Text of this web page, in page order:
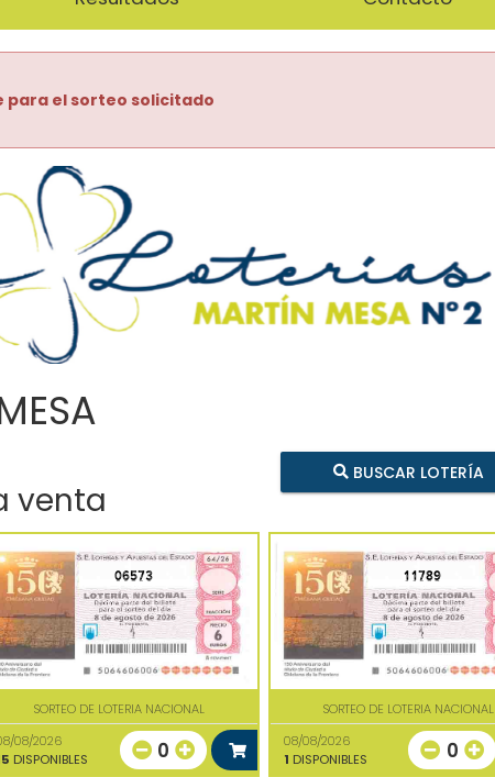
para el sorteo solicitado
venta
BUSCAR LOTERÍA
06573
SORTEO DE LOTERIA NACIONAL
08/2026
DISPONIBLES 0
11789
SORTEO DE LOTERIA NACIONAL
08/08/2026
1 DISPONIBLES 0